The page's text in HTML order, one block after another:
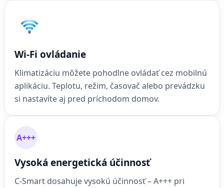
Wi-Fi ovládanie
Klimatizáciu môžete pohodlne ovládať cez mobilnú
aplikáciu. Teplotu, režim, časovač alebo prevádzku
si nastavíte aj pred príchodom domov.
A+++
Vysoká energetická účinnosť
C-Smart dosahuje vysokú účinnosť – A+++ pri